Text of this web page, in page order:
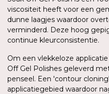
viscositeit heeft voor een
dunne laagjes waardoor
verminderd. Deze hoog
continue kleurconsistentie.
Om een vlekkeloze
Off Gel Polishes geleverd
penseel. Een 'contour
applicatiegebied waardoor